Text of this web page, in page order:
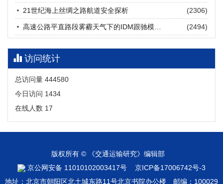
21世纪海上丝绸之路航道安全探析 (2306)
(2494)
访问统计
总访问量 444580
今日访问 1434
在线人数 17
版权所有 © 《交通运输研究》编辑部
京公网安备 11010102003417号
京ICP备17006742号-3
地址：北京市朝阳区北土城东路11号北京书院办公楼 邮编：100029